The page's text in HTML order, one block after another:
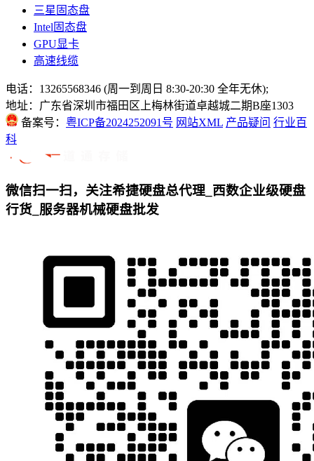
三星固态盘
Intel固态盘
GPU显卡
高速线缆
电话：13265568346 (周一到周日 8:30-20:30 全年无休);
地址：广东省深圳市福田区上梅林街道卓越城二期B座1303
备案号： 粤ICP备2024252091号 网站XML 产品疑问 行业百
科
微信扫一扫，关注希捷硬盘总代理_西数企业级硬盘
行货_服务器机械硬盘批发